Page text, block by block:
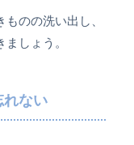
のの洗い出し、
しょう。
れない